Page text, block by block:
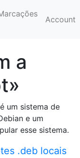
Account
a
um sistema de
e um
esse sistema.
.deb locais